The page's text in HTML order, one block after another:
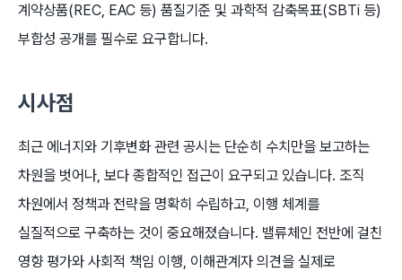
계약상품(REC, EAC 등) 품질기준 및 과학적 감축목표(SBTi 등)
부합성 공개를 필수로 요구합니다.
시사점
최근 에너지와 기후변화 관련 공시는 단순히 수치만을 보고하는
차원을 벗어나, 보다 종합적인 접근이 요구되고 있습니다. 조직
차원에서 정책과 전략을 명확히 수립하고, 이행 체계를
실질적으로 구축하는 것이 중요해졌습니다. 밸류체인 전반에 걸친
영향 평가와 사회적 책임 이행, 이해관계자 의견을 실제로